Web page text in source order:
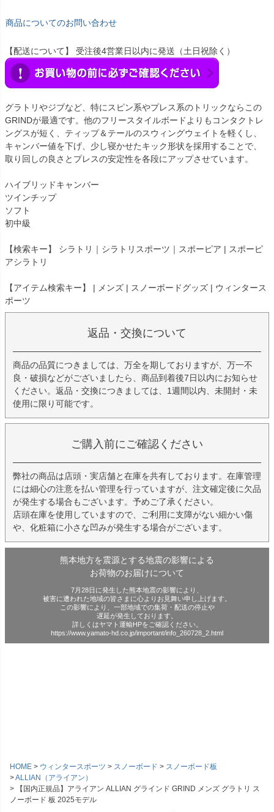
商品についてのお問い合わせ
【配送について】 受注後4営業日以内に発送（土日祝除く）
グラトリやジブなど、特にスピン系やプレス系のトリックならこの
GRINDが最適です。他のフリースタイルボードよりもコンタクトレ
ングスが短く、ティップ＆テールのスウィングウェイトを軽くし、
キャンバー値を下げ、少し寝かせたキック形状を採用することで、
取り回しの良さとプレスの安定性を各段にアップさせています。
ハイブリッドキャンバー
ツインチップ
ソフト
初中級
【検索キー】 シラトリ｜シラトリスポーツ｜スポーピア | スポーピ
アシラトリ
【アイテム検索キー】 | メンズ | スノーボードグッズ | ウィンタース
ポーツ
返品・交換について
商品の品質につきましては、万全を期しておりますが、万一不
良・破損などがございましたら、商品到着後7日以内にお知らせ
ください。返品・交換につきましては、1週間以内、未開封・未
使用に限り可能です。
ご購入前にご確認ください
弊社の商品は店頭・実店舗と在庫を共有しております。在庫管理
には細心の注意を払い管理を行っていますが、注文確定後に欠品
が発生する場合もございます。予めご了承ください。
店頭在庫を使用していますので、ご利用に支障がない細かい傷
や、化粧箱に小さな凹みが発生する場合がございます。
熊本地方を震源とする地震の影響による
お荷物のお届けについて
7月28日に発生した熊本地震の影響により、
被害に遭われた地域の皆さまに心よりお見舞い申し上げます。
この影響により、一部地域での集荷・配送の停止や
遅延が発生しております。
詳しくはヤマト運輸HPをご確認ください。
https://www.yamato-hd.co.jp/important/info_260728_2.html
HOME ウィンタースポーツ スノーボード
スノーボード板
ALLIAN（アライアン）
【国内正規品】アライアン ALLIAN グラインド GRIND メンズ グラトリ ス
ノーボード 板 2025モデル